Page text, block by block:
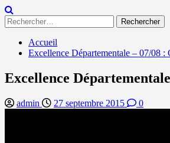
Rechercher :
Accueil
Excellence Départementale – 07/08 :
Excellence
admin 27 septembre 2015 0